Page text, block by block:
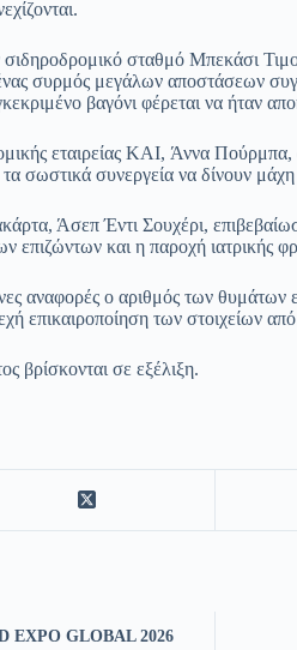
σταθμό Μπεκάσι
συρμός μεγάλων αποστάσεων
βαγόνι φέρεται να ήταν
εταιρείας KAI, Άννα
σωστικά συνεργεία να δίνουν
Άσεπ Έντι Σουχέρι,
επιζώντων και η παροχή ιατρικής
αναφορές ο αριθμός των θυμάτων
επικαιροποίηση των στοιχείων από
βρίσκονται σε εξέλιξη.
EXPO GLOBAL 2026